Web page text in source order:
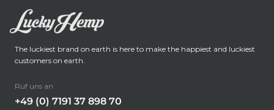
The luckiest brand on earth is here to make the happiest and luckiest
customers on earth.
Ruf uns an
+49 (0) 7191 37 898 70